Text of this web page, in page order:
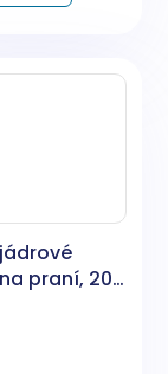
praní, 200